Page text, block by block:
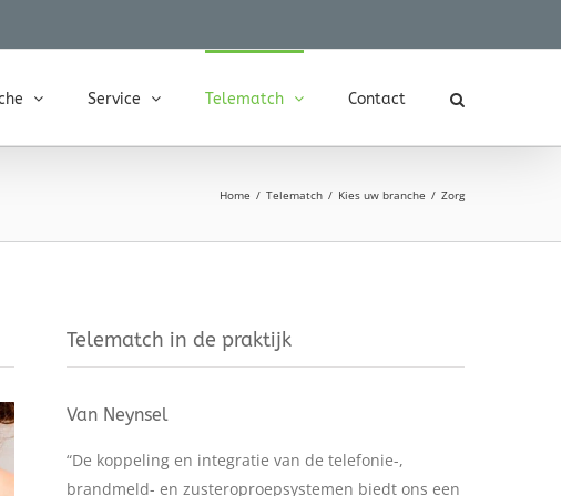
Service Telematch Contact
Home Telematch Kies uw branche Zorg
Telematch in de praktijk
Van Neynsel
“De koppeling en integratie van de telefonie-,
brandmeld- en zusteroproepsystemen biedt ons een